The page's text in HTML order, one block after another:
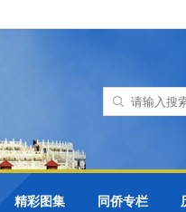
精彩图集 同侨专栏